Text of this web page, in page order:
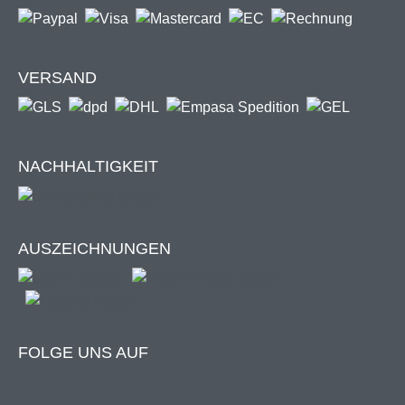
Steuerung per Fernbedienung oder Handkurbel
Gestell-Farbe: Anthrazit / Schwarz metallic
Material Kassette: Aluminium
die Markise)
Inkl. Wandhalter (ohne Schrauben und Dübel)
VERSAND
NACHHALTIGKEIT
AUSZEICHNUNGEN
FOLGE UNS AUF